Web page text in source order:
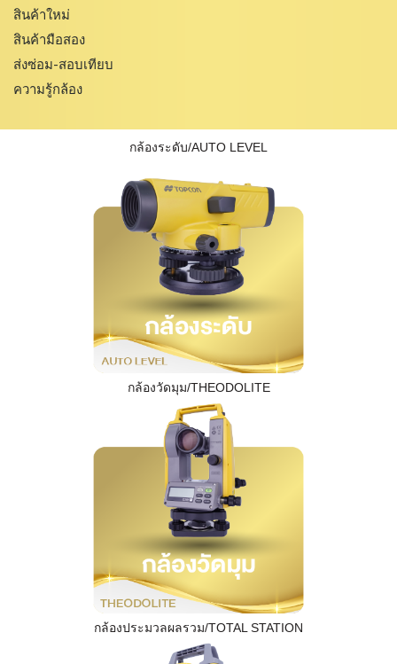
สินค้าใหม่
สินค้ามือสอง
ส่งซ่อม-สอบเทียบ
ความรู้กล้อง
กล้องระดับ/AUTO LEVEL
กล้องวัดมุม/THEODOLITE
กล้องประมวลผลรวม/TOTAL STATION